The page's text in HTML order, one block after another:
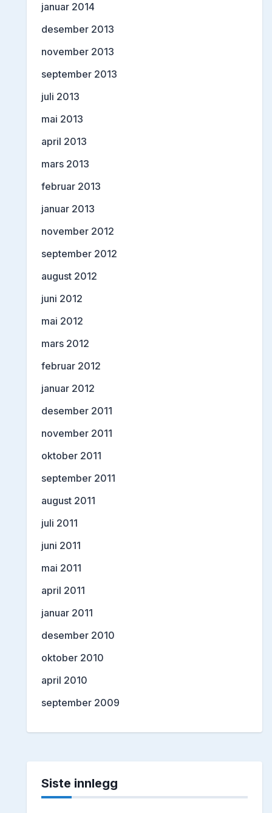
januar 2014
desember 2013
november 2013
september 2013
juli 2013
mai 2013
april 2013
mars 2013
februar 2013
januar 2013
november 2012
september 2012
august 2012
juni 2012
mai 2012
mars 2012
februar 2012
januar 2012
desember 2011
november 2011
oktober 2011
september 2011
august 2011
juli 2011
juni 2011
mai 2011
april 2011
januar 2011
desember 2010
oktober 2010
april 2010
september 2009
Siste innlegg